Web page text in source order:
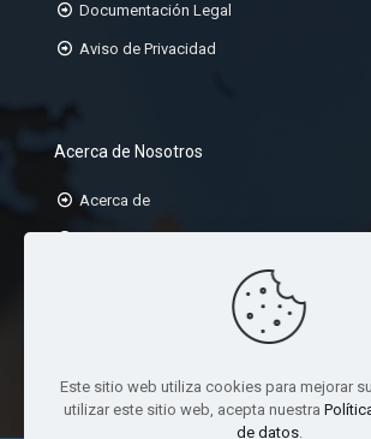
Documentación Legal
Aviso de Privacidad
Acerca de Nosotros
Acerca de
Este sitio web utiliza cookies para mejorar
utilizar este sitio web, acepta nuestra
de datos.